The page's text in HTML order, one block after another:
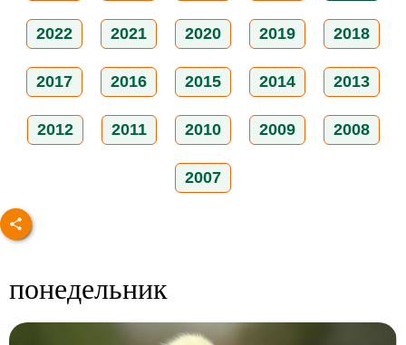
2022 2021 2020 2019 2018
2017 2016 2015 2014 2013
2012 2011 2010 2009 2008
2007
понедельник